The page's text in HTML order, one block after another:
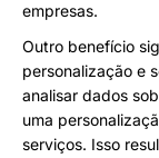
empresas.
Outro benefício
personalização e
analisar dados
uma
serviços. Isso